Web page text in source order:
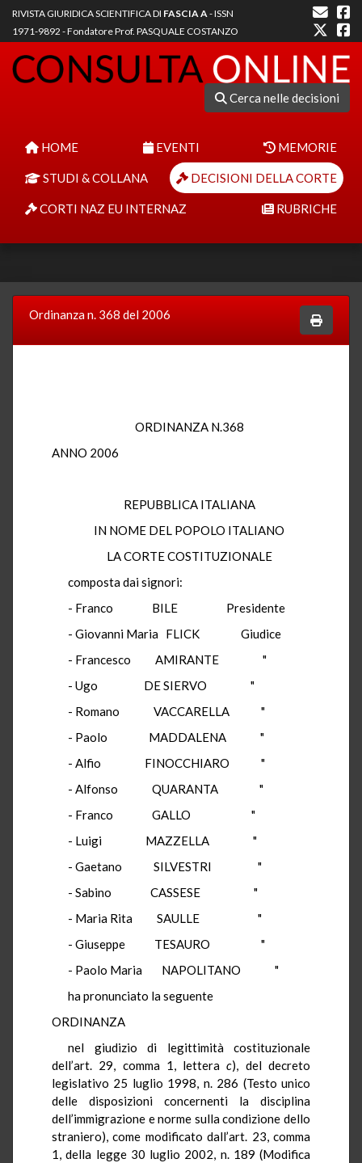
RIVISTA GIURIDICA SCIENTIFICA DI FASCIA A- ISSN
1971-9892 - Fondatore Prof. PASQUALE COSTANZO
Cerca nelle decisioni
HOME EVENTI MEMORIE
STUDI & COLLANA DECISIONI DELLA CORTE
CORTI NAZ EU INTERNAZ RUBRICHE
Ordinanza n. 368 del 2006
ORDINANZA N.368
ANNO 2006
REPUBBLICA ITALIANA
IN NOME DEL POPOLO ITALIANO
LA CORTE COSTITUZIONALE
composta dai signori:
- Franco BILE Presidente
- Giovanni Maria FLICK Giudice
- Francesco AMIRANTE "
- Ugo DE SIERVO "
- Romano VACCARELLA "
- Paolo MADDALENA "
- Alfio FINOCCHIARO "
- Alfonso QUARANTA "
- Franco GALLO "
- Luigi MAZZELLA "
- Gaetano SILVESTRI "
- Sabino CASSESE "
- Maria Rita SAULLE "
- Giuseppe TESAURO "
- Paolo Maria NAPOLITANO "
ha pronunciato la seguente
ORDINANZA
nel giudizio di legittimità costituzionale
dell’art. 29, comma 1, letterac), del decreto
legislativo 25 luglio 1998, n. 286 (Testo unico
delle disposizioni concernenti la disciplina
dell’immigrazione e norme sulla condizione dello
straniero), come modificato dall’art. 23, comma
1, della legge 30 luglio 2002, n. 189 (Modifica